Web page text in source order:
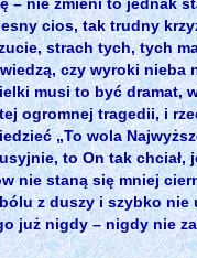
cios, tak trudny
strach tych, tych
czy wyroki nieba
musi to być dramat,
ogromnej tragedii, i
„To wola
to On tak chciał,
nie staną się mniej
z duszy i szybko nie
już nigdy – nigdy nie